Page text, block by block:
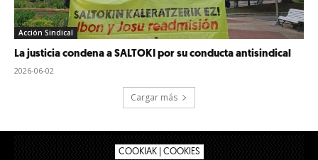
Acción Sindical
La justicia condena a SALTOKI por su conducta antisindical
2026-06-02
Cargar más
COOKIAK | COOKIES